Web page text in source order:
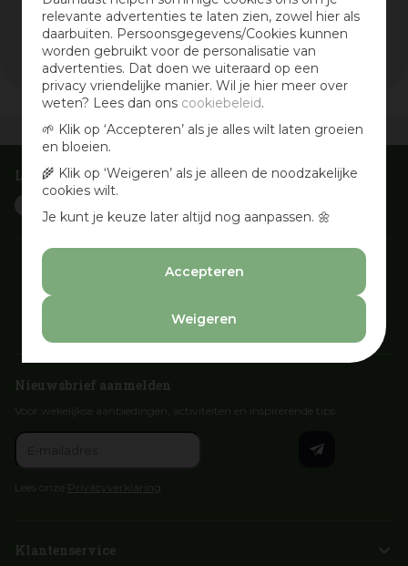
relevante advertenties te laten zien, zowel hier als
daarbuiten. Persoonsgegevens/Cookies kunnen
worden gebruikt voor de personalisatie van
advertenties. Dat doen we uiteraard op een
privacy vriendelijke manier. Wil je hier meer over
weten? Lees dan ons cookiebeleid.
🌱 Klik op ‘Accepteren’ als je alles wilt laten groeien
en bloeien.
🌾 Klik op ‘Weigeren’ als je alleen de noodzakelijke
cookies wilt.
Je kunt je keuze later altijd nog aanpassen. 🌼
Accepteren
Weigeren
Wis selectie
Filters resetten
Vandaag openvan 09:30 - 18:00
Laat je inspireren
Nieuwsbrief aanmelden
Voor wekelijkse aanbiedingen, activiteiten en inspirerende tips
Lees onze Privacyverklaring
Klantenservice